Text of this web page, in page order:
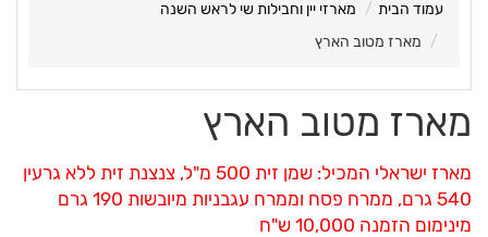
עמוד הבית
מארזי יין וחבילות שי לראש השנה
מארז מטוב הארץ
מארז מטוב הארץ
מארז ישראלי המכיל: שמן זית 500 מ"ל, צנצנת זית ללא גרעין
540 גרם, ממרח פסח וממרח עגבניות מיובשות 190 גרם
מינימום הזמנה 10,000 ש"ח